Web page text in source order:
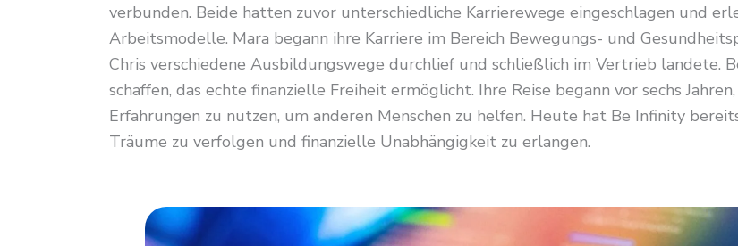
verbunden. Beide hatten zuvor unterschiedliche Karrierewege eingeschlagen und
Arbeitsmodelle. Mara begann ihre Karriere im Bereich Bewegungs- und
Chris verschiedene Ausbildungswege durchlief und schließlich im Vertrieb landete.
schaffen, das echte finanzielle Freiheit ermöglicht. Ihre Reise begann vor sechs
Erfahrungen zu nutzen, um anderen Menschen zu helfen. Heute hat Be Infinity
Träume zu verfolgen und finanzielle Unabhängigkeit zu erlangen.